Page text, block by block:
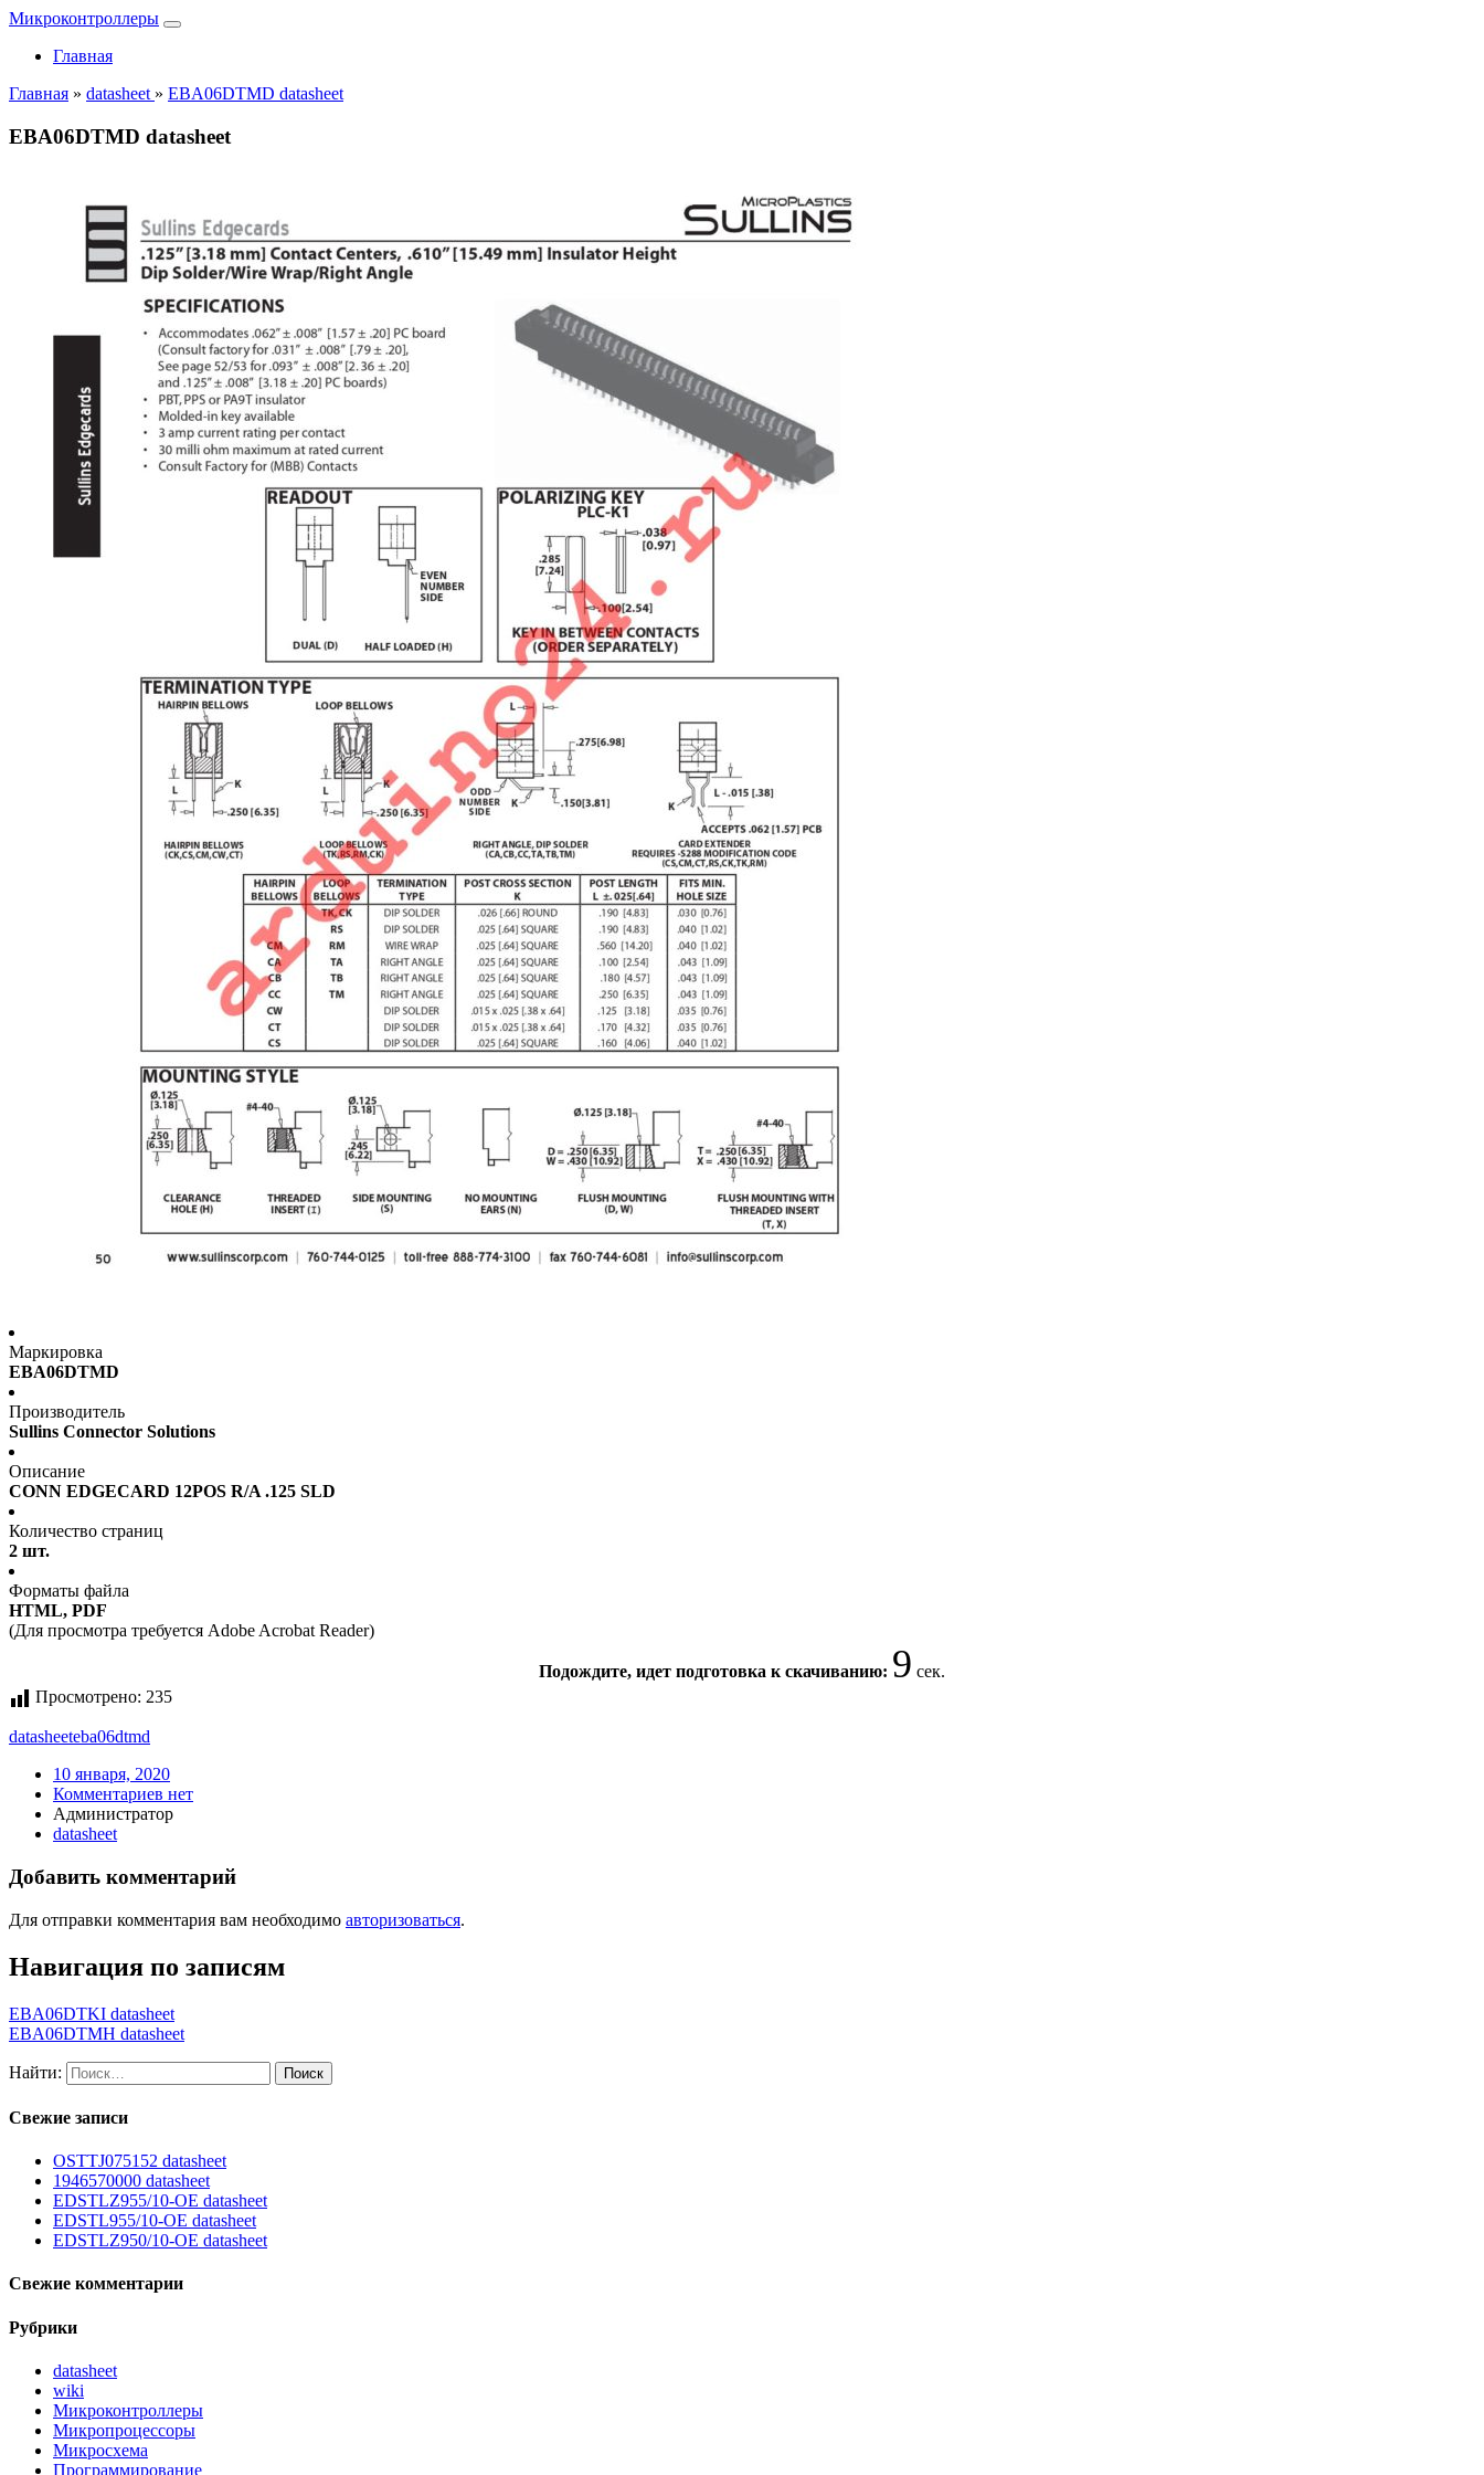
Микроконтроллеры
Главная
Главная » datasheet » EBA06DTMD datasheet
EBA06DTMD datasheet
Маркировка
EBA06DTMD
Производитель
Sullins Connector Solutions
Описание
CONN EDGECARD 12POS R/A .125 SLD
Количество страниц
2 шт.
Форматы файла
HTML, PDF
(Для просмотра требуется Adobe Acrobat Reader)
Подождите, идет подготовка к скачиванию: 9 сек.
Просмотрено: 235
datasheeteba06dtmd
10 января, 2020
Комментариев нет
Администратор
datasheet
Добавить комментарий
Для отправки комментария вам необходимо авторизоваться.
Навигация по записям
EBA06DTKI datasheet
EBA06DTMH datasheet
Найти:
Свежие записи
OSTTJ075152 datasheet
1946570000 datasheet
EDSTLZ955/10-OE datasheet
EDSTL955/10-OE datasheet
EDSTLZ950/10-OE datasheet
Свежие комментарии
Рубрики
datasheet
wiki
Микроконтроллеры
Микропроцессоры
Микросхема
Программирование